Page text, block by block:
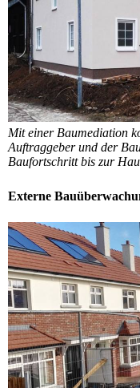
Mit einer Baumediation
Auftraggeber und der
Baufortschritt bis zur
Externe